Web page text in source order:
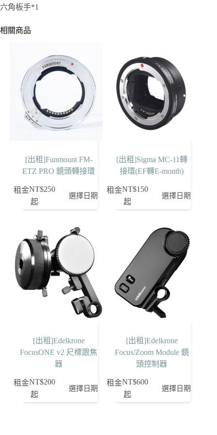
六角板手*1
相關商品
[出租]Funmount FM-
ETZ PRO 鏡頭轉接環
租金NT$250
起
選擇日期
[出租]Sigma MC-11轉
接環(EF轉E-month)
租金NT$150
起
選擇日期
[出租]Edelkrone
FocusONE v2 尺標跟焦
器
租金NT$200
起
選擇日期
[出租]Edelkrone
Focus/Zoom Module 鏡
頭控制器
租金NT$600
起
選擇日期